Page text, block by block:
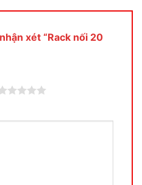
xét “Rack nối 20